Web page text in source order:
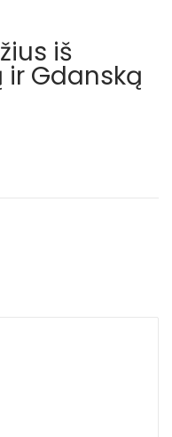
iš
ir Gdanską